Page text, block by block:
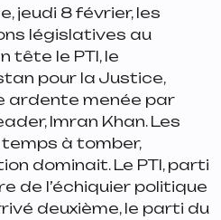
jeudi 8 février, les
législatives au
tête le PTI, le
pour la Justice,
ardente menée par
Imran Khan. Les
à tomber,
dominait. Le PTI, parti
de l’échiquier politique
deuxième, le parti du